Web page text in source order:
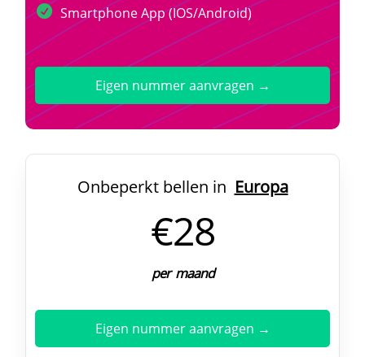
Smartphone App (IOS/Android)
Eigen nummer aanvragen →
Onbeperkt bellen in Europa
€28
per maand
Eigen nummer aanvragen →